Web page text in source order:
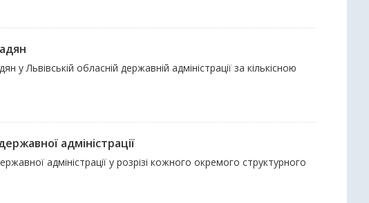
Львівській обласній державній адміністрації за кількісною
адміністрації
адміністрації у розрізі кожного окремого структурного